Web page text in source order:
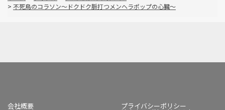
> 不死鳥のコラソン～ドクドク脈打つメンヘラポップの心臓～
会社概要 プライバシーポリシー